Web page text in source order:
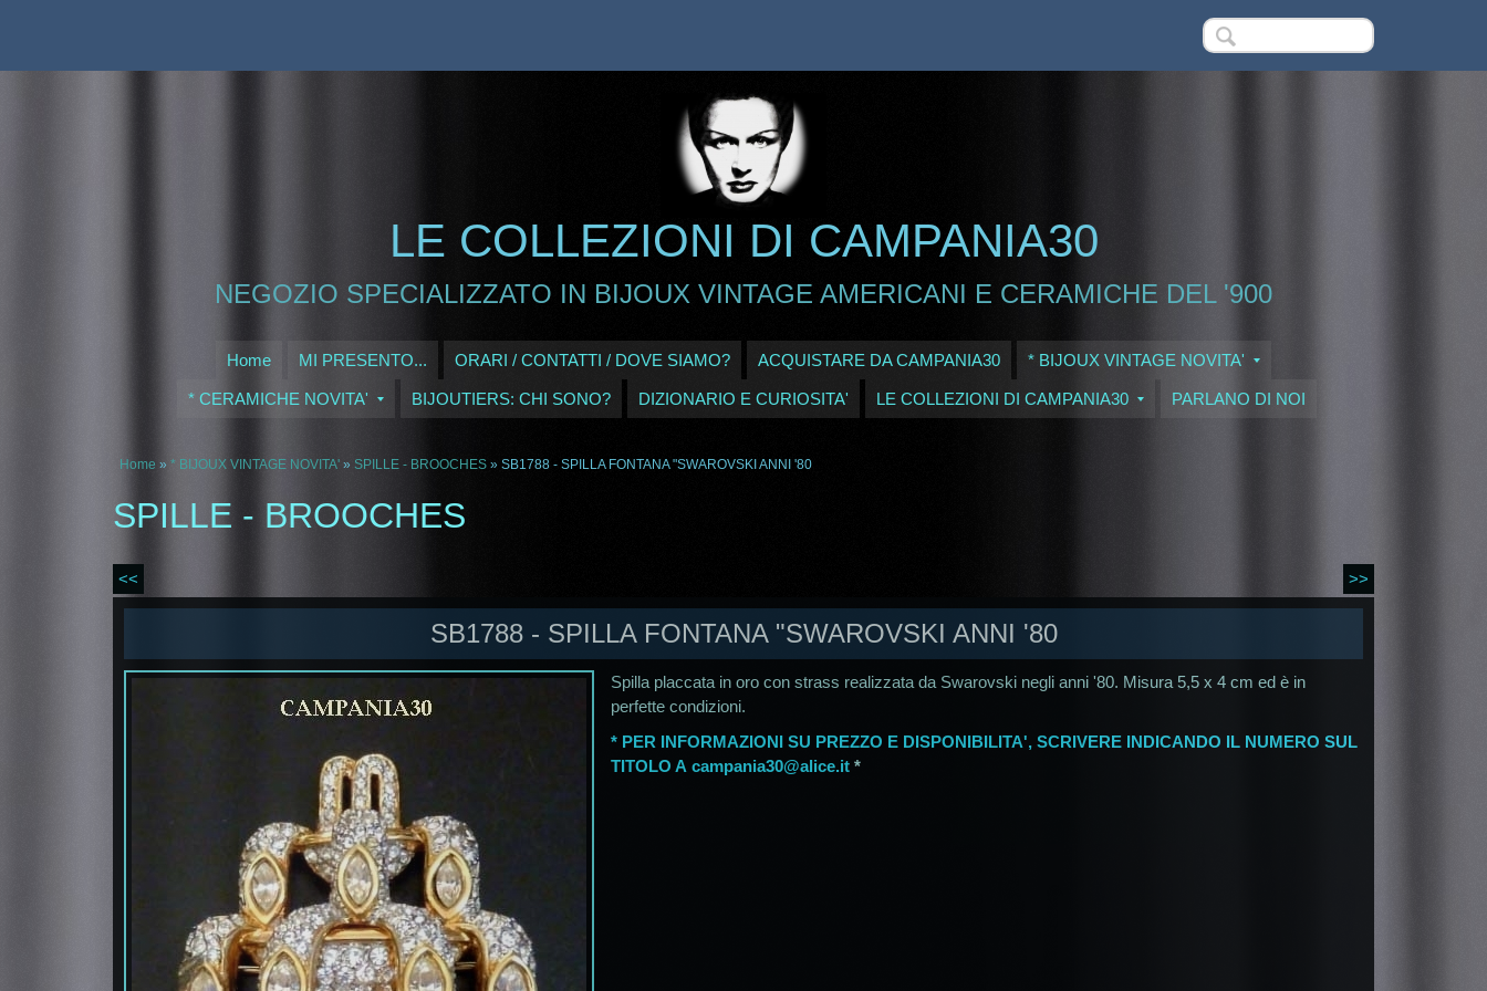
LE COLLEZIONI DI CAMPANIA30
NEGOZIO SPECIALIZZATO IN BIJOUX VINTAGE AMERICANI E CERAMICHE DEL '900
Home MI PRESENTO... ORARI / CONTATTI / DOVE SIAMO? ACQUISTARE DA CAMPANIA30 * BIJOUX VINTAGE NOVITA'
* CERAMICHE NOVITA' BIJOUTIERS: CHI SONO? DIZIONARIO E CURIOSITA' LE COLLEZIONI DI CAMPANIA30 PARLANO DI NOI
Home » * BIJOUX VINTAGE NOVITA' » SPILLE - BROOCHES » SB1788 - SPILLA FONTANA "SWAROVSKI ANNI '80
SPILLE - BROOCHES
<< >>
SB1788 - SPILLA FONTANA "SWAROVSKI ANNI '80
Spilla placcata in oro con strass realizzata da Swarovski negli anni '80. Misura 5,5 x 4 cm ed è in
perfette condizioni.
* PER INFORMAZIONI SU PREZZO E DISPONIBILITA', SCRIVERE INDICANDO IL NUMERO SUL
TITOLO A campania30@alice.it *